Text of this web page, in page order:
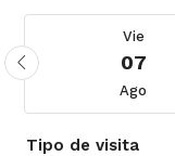
Vie
07
Ago
Tipo de visita